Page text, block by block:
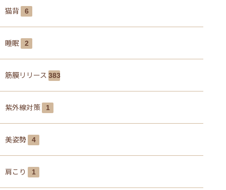
猫背 6
睡眠 2
筋膜リリース 383
紫外線対策 1
美姿勢 4
肩こり 1